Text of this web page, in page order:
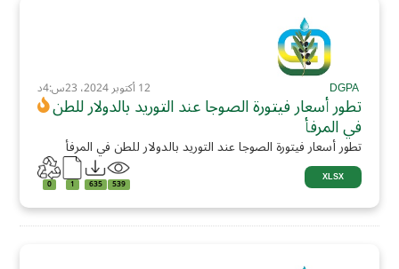
DGPA 12 أكتوبر 2024، 23س:4د
تطور أسعار فيتورة الصوجا عند التوريد بالدولار للطن
في المرفأ
تطور أسعار فيتورة الصوجا عند التوريد بالدولار للطن في المرفأ
XLSX
539
635
1
0